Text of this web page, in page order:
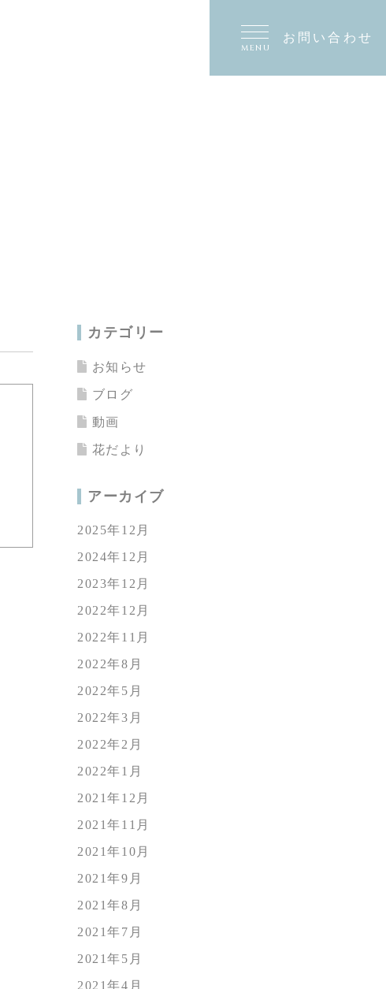
MENU
お問い合わせ
カテゴリー
お知らせ
ブログ
動画
花だより
アーカイブ
2025年12月
2024年12月
2023年12月
2022年12月
2022年11月
2022年8月
2022年5月
2022年3月
2022年2月
2022年1月
2021年12月
2021年11月
2021年10月
2021年9月
2021年8月
2021年7月
2021年5月
2021年4月